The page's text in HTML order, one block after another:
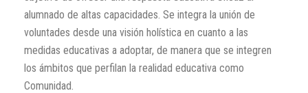
alumnado de altas capacidades. Se integra la unión de
voluntades desde una visión holística en cuanto a las
medidas educativas a adoptar, de manera que se integren
los ámbitos que perfilan la realidad educativa como
Comunidad.